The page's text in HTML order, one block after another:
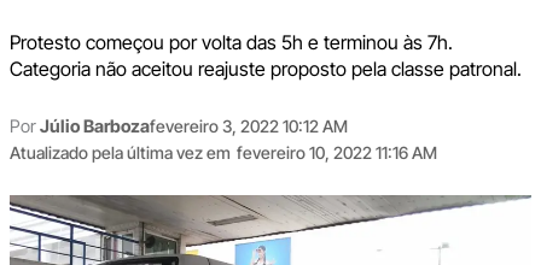
Protesto começou por volta das 5h e terminou às 7h.
Categoria não aceitou reajuste proposto pela classe patronal.
PorJúlio Barbozafevereiro 3, 2022 10:12 AM
Atualizado pela última vez em fevereiro 10, 2022 11:16 AM